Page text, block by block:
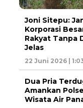
Joni Sitepu:
Korporasi
Rakyat Tanpa
Jelas
22 Juni 2026 |
Dua Pria
Amankan
Wisata Air